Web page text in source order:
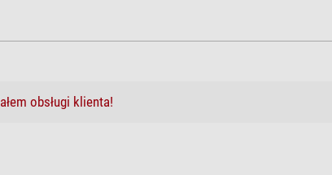
obsługi klienta!